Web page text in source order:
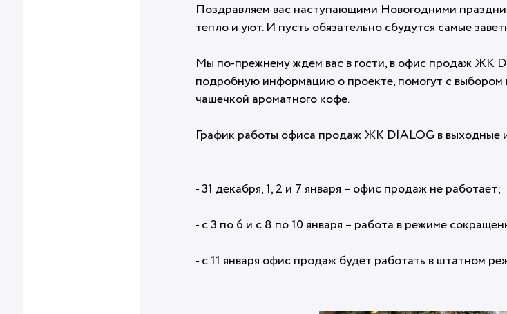
Поздравляем вас наступающими Новогодними
тепло и уют. И пусть обязательно сбудутся самые
Мы по-прежнему ждем вас в гости, в офис продаж ЖК
подробную информацию о проекте, помогут с выбором
чашечкой ароматного кофе.
График работы офиса продаж ЖК DIALOG в выходные
- 31 декабря, 1, 2 и 7 января – офис продаж не работает;
- с 3 по 6 и с 8 по 10 января – работа в режиме
- с 11 января офис продаж будет работать в штатном